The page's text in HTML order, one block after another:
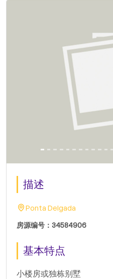
描述
Ponta Delgada
房源编号：34584906
基本特点
小楼房或独栋别墅